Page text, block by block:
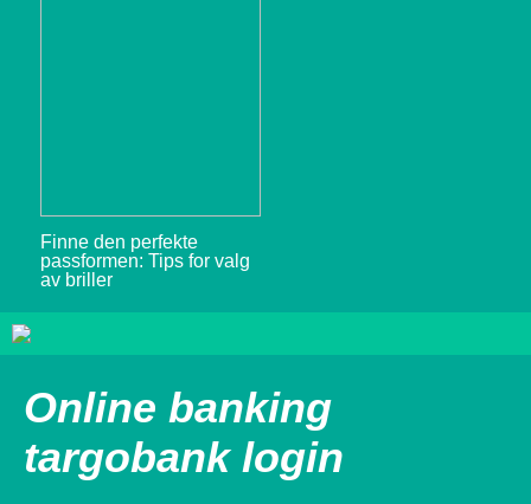
Finne den perfekte
passformen: Tips for valg
av briller
Online banking
targobank login